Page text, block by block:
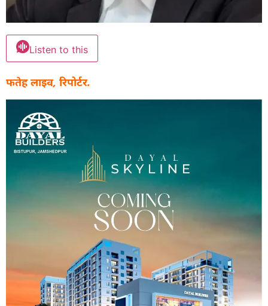
Listen to this
फतेह लाइव, रिपोर्टर.